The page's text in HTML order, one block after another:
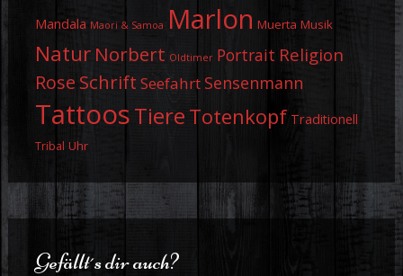
Mandala Maori & Samoa Marlon Muerta Musik
Natur Norbert Oldtimer Portrait Religion
Rose Schrift Seefahrt Sensenmann
TattoosTiere Totenkopf Traditionell
Tribal Uhr
Gefällt´s dir auch?